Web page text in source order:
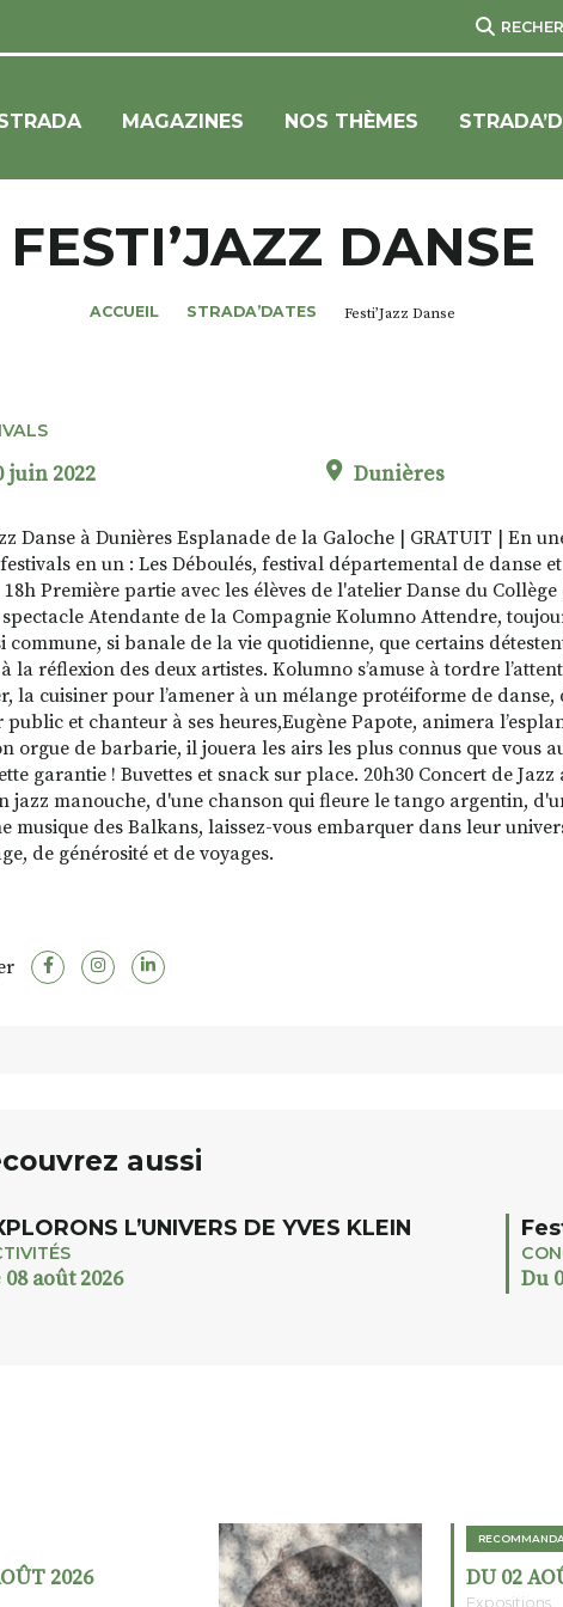
MAGAZINES NOS THÈMES
FESTI’JAZZ DANSE
ACCUEIL STRADA’DATES Festi’Jazz Danse
juin 2022 Dunières
Danse à Dunières Esplanade de la Galoche | GRATUIT | En
en un : Les Déboulés, festival départemental de danse
Première partie avec les élèves de l'atelier Danse du Collège
spectacle Atendante de la Compagnie Kolumno Attendre,
commune, si banale de la vie quotidienne, que certains
la réflexion des deux artistes. Kolumno s’amuse à tordre
la cuisiner pour l’amener à un mélange protéiforme de danse,
public et chanteur à ses heures,Eugène Papote, animera
orgue de barbarie, il jouera les airs les plus connus que vous
garantie ! Buvettes et snack sur place. 20h30 Concert de
jazz manouche, d'une chanson qui fleure le tango argentin,
musique des Balkans, laissez-vous embarquer dans leur
de générosité et de voyages.
aussi
L’UNIVERS DE YVES KLEIN
08 août 2026 Du
2026 DU 02
Expositions